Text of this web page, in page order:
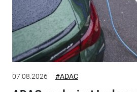
07.08.2026 #ADAC